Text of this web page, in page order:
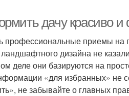
дачу красиво
профессиональные приемы на
дизайна не
деле они базируются на
«для избранных» не
не забывайте о главных